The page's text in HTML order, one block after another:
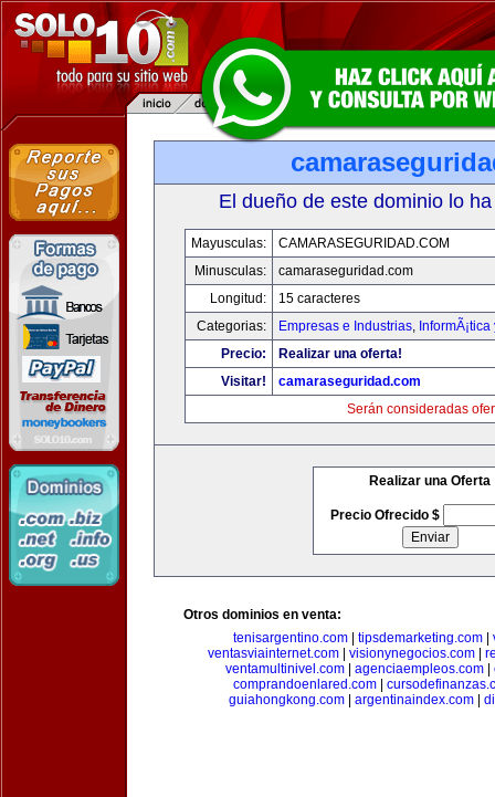
El dueño de este dominio lo
Mayusculas:
CAMARASEGURIDAD.COM
Minusculas:
camaraseguridad.com
Longitud:
15 caracteres
Categorias:
Empresas e Industrias,
Precio:
Realizar una oferta!
Visitar!
camaraseguridad.com
Serán consideradas
Realizar una Oferta
Precio Ofrecido $
Otros dominios en venta:
tenisargentino.com
tipsdemarketing.com
ventasviainternet.com
visionynegocios.com
ventamultinivel.com| agenciaempleos.com|
comprandoenlared.com|
guiahongkong.com| argentinaindex.com|